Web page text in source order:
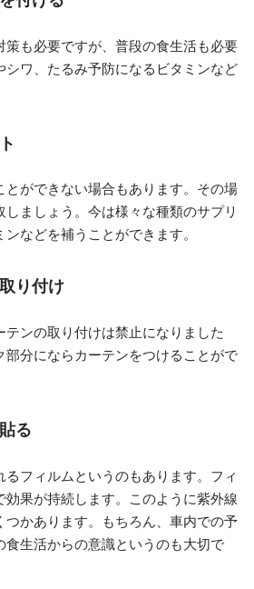
策も必要ですが、普段の食生活も必要
シワ、たるみ予防になるビタミンなど
とができない場合もあります。その場
ましょう。今は様々な種類のサプリ
などを補うことができます。
り付け
テンの取り付けは禁止になりました
部分にならカーテンをつけることがで
る
フィルムというのもあります。フィ
効果が持続します。このように紫外線
つかあります。もちろん、車内での予
食生活からの意識というのも大切で